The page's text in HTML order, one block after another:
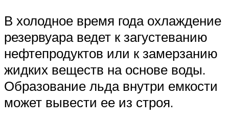
В холодное время года охлаждение
резервуара ведет к загустеванию
нефтепродуктов или к замерзанию
жидких веществ на основе воды.
Образование льда внутри емкости
может вывести ее из строя.